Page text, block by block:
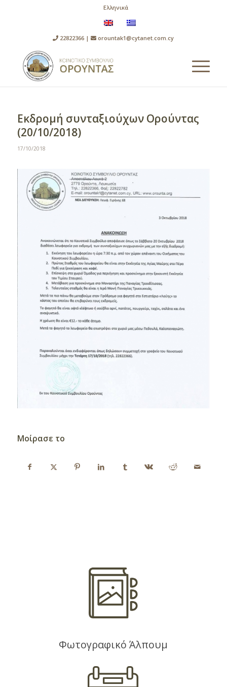
Ελληνικά
22822366 | orountak1@cytanet.com.cy
Εκδρομή συνταξιούχων Ορούντας
(20/10/2018)
17/10/2018
Μοίρασε το
Φωτογραφικό Άλπουμ